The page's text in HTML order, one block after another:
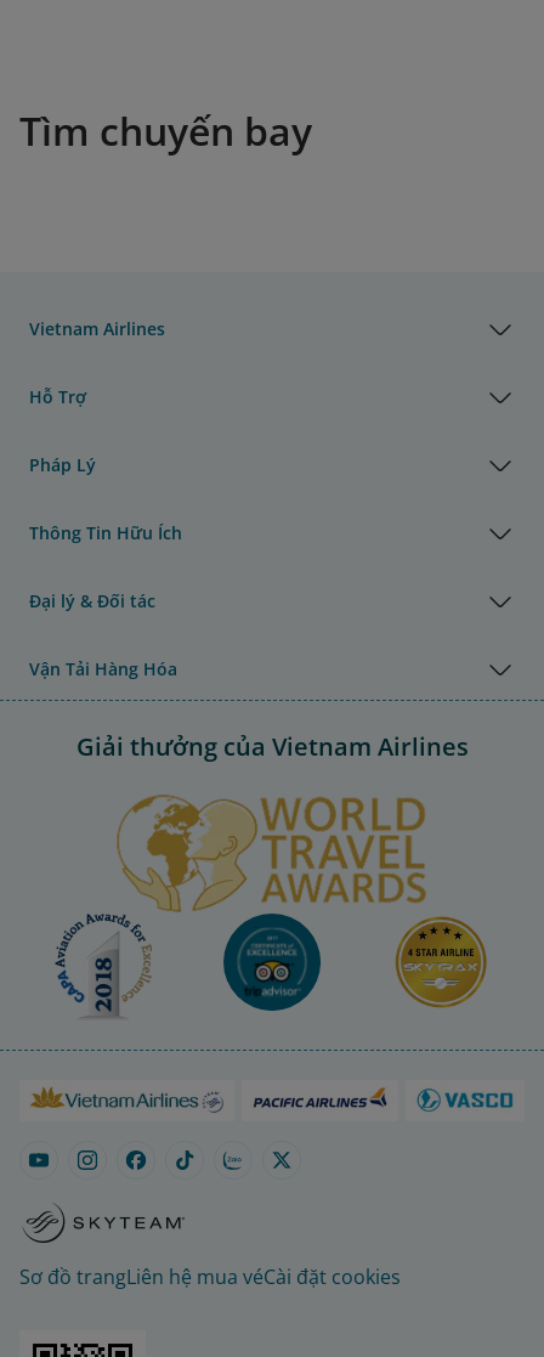
Tìm chuyến bay
Vietnam Airlines
Hỗ Trợ
Pháp Lý
Thông Tin Hữu Ích
Đại lý & Đối tác
Vận Tải Hàng Hóa
Giải thưởng của Vietnam Airlines
Sơ đồ trangLiên hệ mua véCài đặt cookies